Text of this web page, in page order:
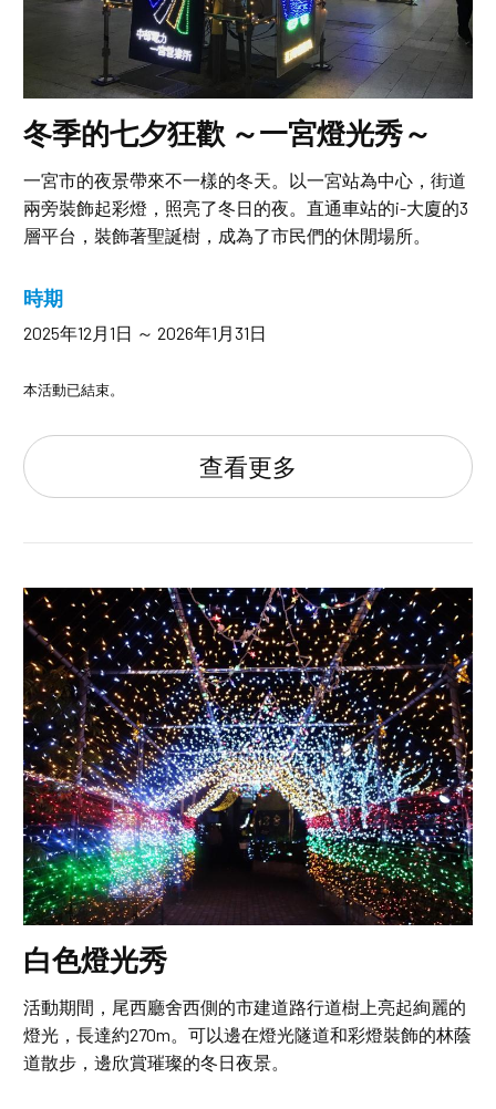
冬季的七夕狂歡 ～一宮燈光秀～
一宮市的夜景帶來不一樣的冬天。以一宮站為中心，街道
兩旁裝飾起彩燈，照亮了冬日的夜。直通車站的i-大廈的3
層平台，裝飾著聖誕樹，成為了市民們的休閒場所。
時期
2025年12月1日 ～ 2026年1月31日
本活動已結束。
查看更多
白色燈光秀
活動期間，尾西廳舍西側的市建道路行道樹上亮起絢麗的
燈光，長達約270m。可以邊在燈光隧道和彩燈裝飾的林蔭
道散步，邊欣賞璀璨的冬日夜景。